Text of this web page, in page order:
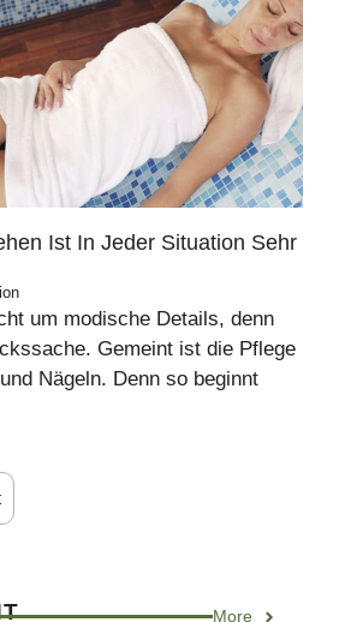
Ist In Jeder Situation Sehr
um modische Details, denn
Gemeint ist die Pflege
Nägeln. Denn so beginnt
More